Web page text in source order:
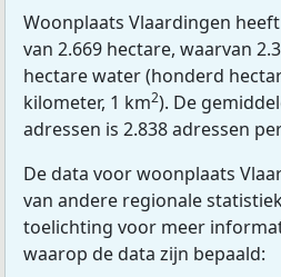
Woonplaats Vlaardingen
van 2.669 hectare, waarvan
hectare water (honderd
kilometer, 1 km2). De
adressen is 2.838 adressen
De data voor woonplaats
van andere regionale
toelichting voor meer
waarop de data zijn bepaald: